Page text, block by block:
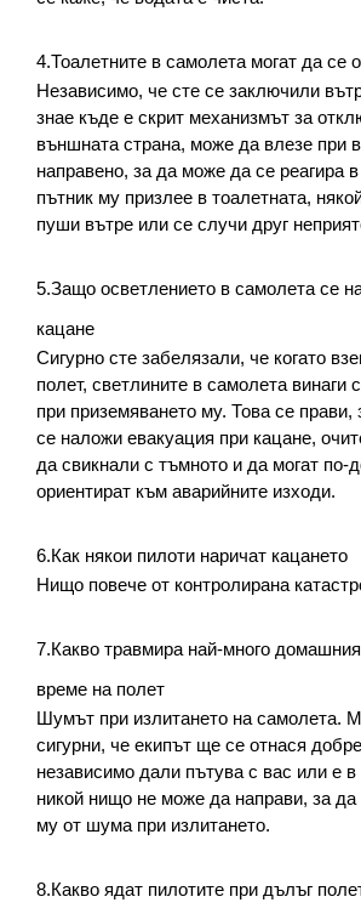
4.Тоалетните в самолета могат да се
Независимо, че сте се заключили
знае къде е скрит механизмът за
външната страна, може да влезе при
направено, за да може да се реагира
пътник му призлее в тоалетната,
пуши вътре или се случи друг
5.Защо осветлението в самолета се
кацане
Сигурно сте забелязали, че когато
полет, светлините в самолета винаги
при приземяването му. Това се
се наложи евакуация при кацане,
да свикнали с тъмното и да могат по-
ориентират към аварийните изходи.
6.Как някои пилоти наричат кацането
Нищо повече от контролирана
7.Какво травмира най-много
време на полет
Шумът при излитането на самолета.
сигурни, че екипът ще се отнася
независимо дали пътува с вас или е
никой нищо не може да направи, за
му от шума при излитането.
8.Какво ядат пилотите при дълъг